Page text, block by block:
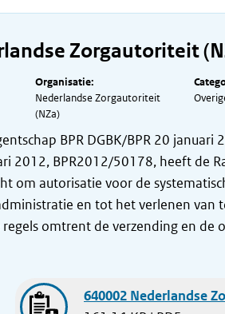
Zorgautoriteit
Organisatie:
Nederlandse Zorgautoriteit
(NZa)
BPR DGBK/BPR 20
2012, BPR2012/50178, heeft de
om autorisatie voor de
en tot het verlenen
omtrent de verzending en de
640002 Nederlandse